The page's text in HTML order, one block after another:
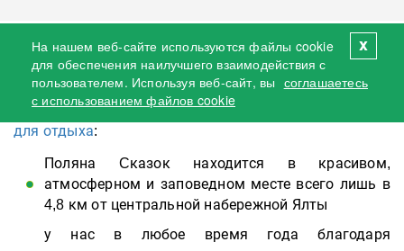
Преимущества нашего отеля в Ялте
Еще несколько причин, чтобы убедиться, что Поляна
Сказок 4* | отель в Ялте & Open SPA -
для отдыха:
Поляна Cказок находится в красивом,
атмосферном и заповедном месте всего лишь в
4,8 км от центральной набережной Ялты
у нас в любое время года благодаря
x
На нашем веб-сайте используются файлы cookie
для обеспечения наилучшего взаимодействия с
пользователем. Используя веб-сайт, вы соглашаетесь
с использованием файлов cookie